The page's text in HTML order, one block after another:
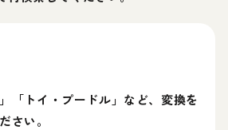
「トイ・プードル」など、変換を
さい。